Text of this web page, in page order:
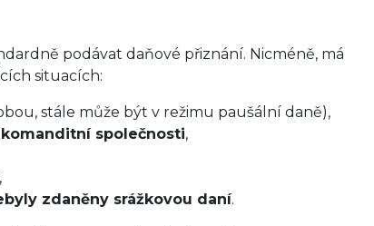
podávat daňové přiznání. Nicméně, má
situacích:
stále může být v režimu paušální daně),
společnosti,
,
zdaněny srážkovou daní.